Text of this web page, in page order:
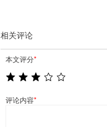
相关评论
本文评分*
评论内容*